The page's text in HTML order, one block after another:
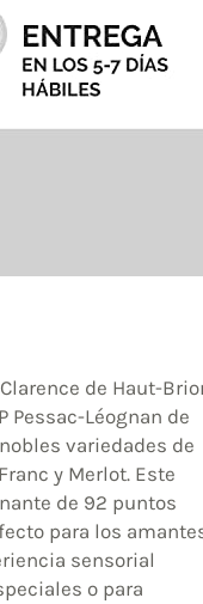
de Haut-
Pessac-Léognan de
variedades de
y Merlot. Este
de 92 puntos
para los
sensorial
o para